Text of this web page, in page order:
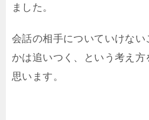
ました。
会話の相手についていけな
かは追いつく、という考え
思います。